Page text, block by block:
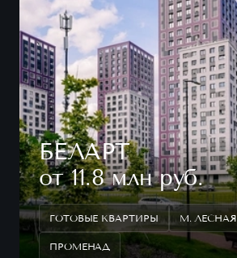
БЕЛАРТ
от 11.8 млн руб.
ГОТОВЫЕ КВАРТИРЫ М. ЛЕСНАЯ
ПРОМЕНАД